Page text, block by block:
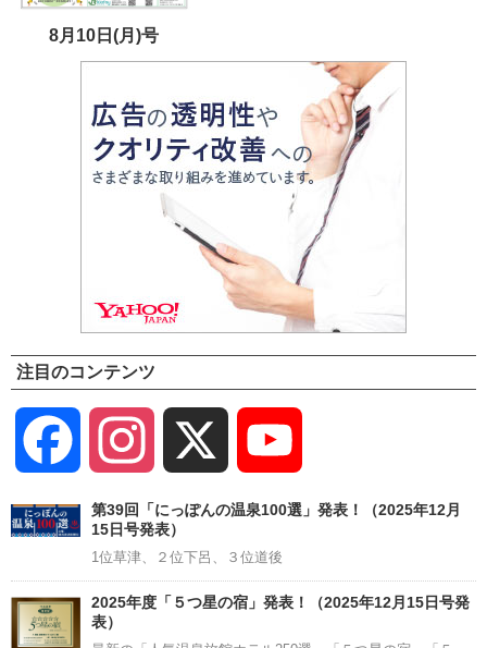
8月10日(月)号
注目のコンテンツ
Facebook Instagram
Channel
第39回「にっぽんの温泉100選」発表！（2025年12月
15日号発表）
1位草津、２位下呂、３位道後
2025年度「５つ星の宿」発表！（2025年12月15日号発
表）